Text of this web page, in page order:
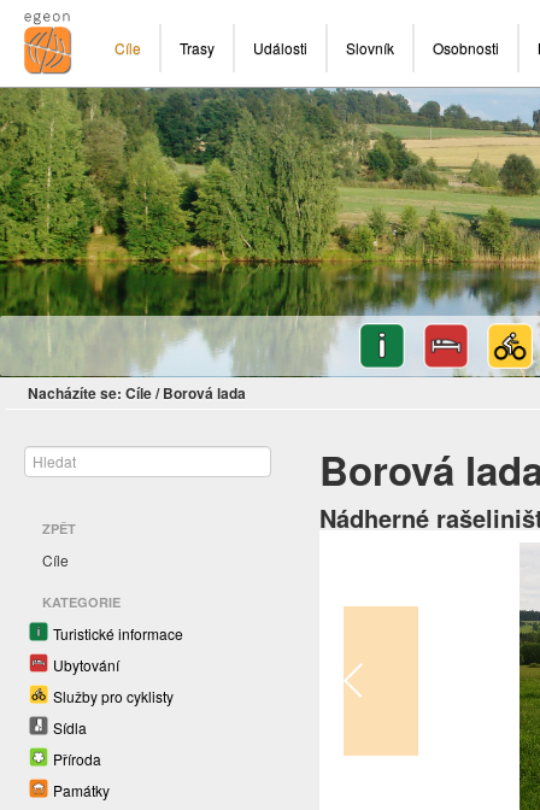
Cíle Trasy Události Slovník Osobnosti
Nacházíte se: Cíle/ Borová lada
ZPĚT
Cíle
KATEGORIE
Turistické informace
Ubytování
Služby pro cyklisty
Sídla
Příroda
Památky
Borová
Nádherné